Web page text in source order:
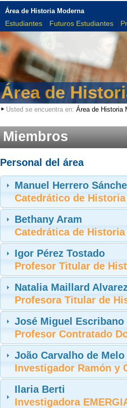
Área de Historia Moderna
Estudiantes Futuros Estudiantes
Área de
Usted se encuentra en: Área de Historia
Miembros
Personal del área
Manuel Herrero
Catedrático de
Bethany Aram
Catedrática de
Igor Pérez Tostado
Profesor Titular de
Natalia Maillard
Profesora Titular de
José Miguel Escribano
Profesor Contratado
João Carvalho de
Investigador Ramón y
Ilaria Berti
Investigadora